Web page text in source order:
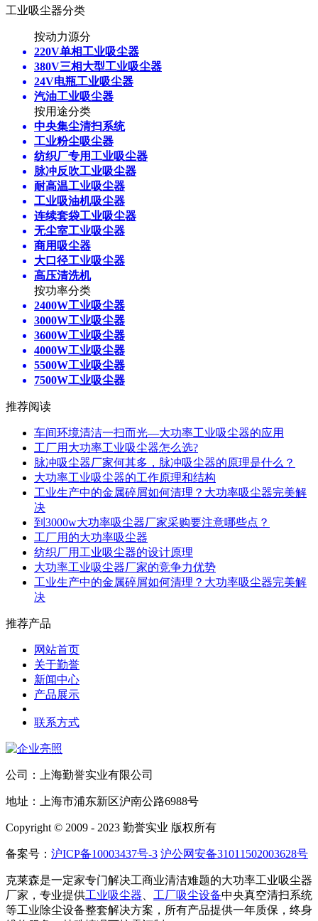
工业吸尘器分类
按动力源分
220V单相工业吸尘器
380V三相大型工业吸尘器
24V电瓶工业吸尘器
汽油工业吸尘器
按用途分类
中央集尘清扫系统
工业粉尘吸尘器
纺织厂专用工业吸尘器
脉冲反吹工业吸尘器
耐高温工业吸尘器
工业吸油机吸尘器
连续套袋工业吸尘器
无尘室工业吸尘器
商用吸尘器
大口径工业吸尘器
高压清洗机
按功率分类
2400W工业吸尘器
3000W工业吸尘器
3600W工业吸尘器
4000W工业吸尘器
5500W工业吸尘器
7500W工业吸尘器
推荐阅读
车间环境清洁一扫而光—大功率工业吸尘器的应用
工厂用大功率工业吸尘器怎么选?
脉冲吸尘器厂家何其多，脉冲吸尘器的原理是什么？
大功率工业吸尘器的工作原理和结构
工业生产中的金属碎屑如何清理？大功率吸尘器完美解
决
到3000w大功率吸尘器厂家采购要注意哪些点？
工厂用的大功率吸尘器
纺织厂用工业吸尘器的设计原理
大功率工业吸尘器厂家的竞争力优势
工业生产中的金属碎屑如何清理？大功率吸尘器完美解
决
推荐产品
网站首页
关于勤誉
新闻中心
产品展示
联系方式
公司：上海勤誉实业有限公司
地址：上海市浦东新区沪南公路6988号
Copyright © 2009 - 2023 勤誉实业 版权所有
备案号： 沪ICP备10003437号-3 沪公网安备31011502003628号
克莱森是一定家专门解决工商业清洁难题的大功率工业吸尘器
厂家，专业提供工业吸尘器 工厂吸尘设备中央真空清扫系统
等工业除尘设备整套解决方案，所有产品提供一年质保，终身